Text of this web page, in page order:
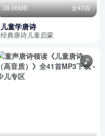
38.06MB 全43首
儿童学唐诗
经典唐诗儿童启蒙